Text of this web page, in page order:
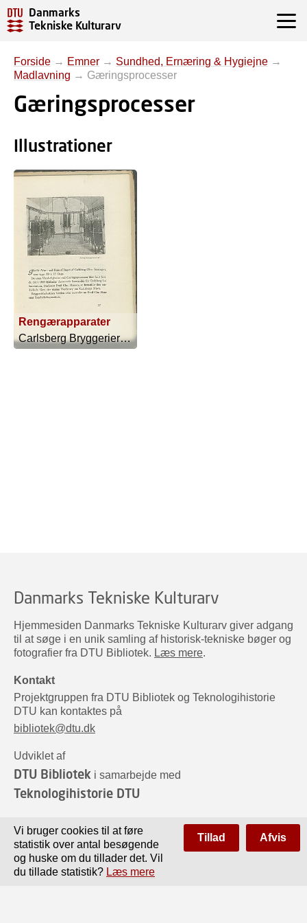
Danmarks
Tekniske Kulturarv
Forside → Emner → Sundhed, Ernæring & Hygiejne →
Madlavning → Gæringsprocesser
Gæringsprocesser
Illustrationer
Rengærapparater
Carlsberg Bryggerierne - 1925
Danmarks Tekniske Kulturarv
Hjemmesiden Danmarks Tekniske Kulturarv giver adgang
til at søge i en unik samling af historisk-tekniske bøger og
fotografier fra DTU Bibliotek. Læs mere.
Kontakt
Projektgruppen fra DTU Bibliotek og Teknologihistorie
DTU kan kontaktes på
bibliotek@dtu.dk
Udviklet af
DTU Bibliotek i samarbejde med
Teknologihistorie DTU
Vi bruger cookies til at føre
statistik over antal besøgende
og huske om du tillader det. Vil
du tillade statistik? Læs mere
Tillad Afvis